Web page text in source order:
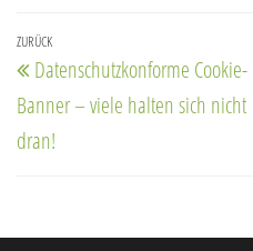
Beitragsnavigation
Vorheriger
Beitrag
ZURÜCK
Datenschutzkonforme Cookie-
Banner – viele halten sich nicht
dran!